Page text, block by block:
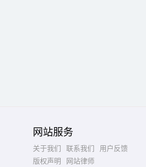
网站服务
关于我们 联系我们
用户反馈
版权声明
网站律师